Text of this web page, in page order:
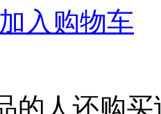
加入购物车
的人还购买